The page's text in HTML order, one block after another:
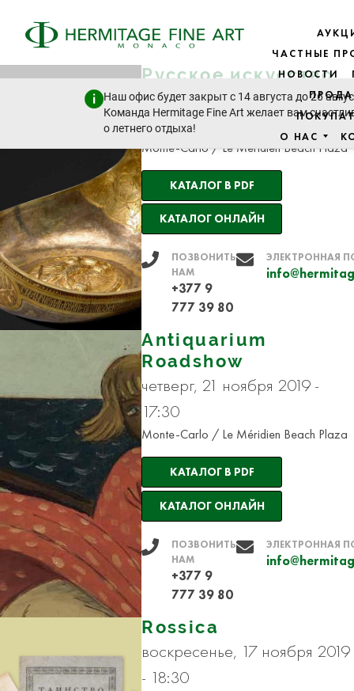
ЧАСТНЫЕ
НОВОСТИ
О НАС
Наш офис будет закрыт с 14 августа до 26
Команда Hermitage Fine Art желает вам
о летнего отдыха!
Русское искусство
четверг, 21 ноября 2019 -
11:00
Monte-Carlo / Le Méridien Beach Plaza
КАТАЛОГ В PDF
КАТАЛОГ ОНЛАЙН
ПОЗВОНИТЬ
НАМ
+377 9
777 39 80
ЭЛЕКТРОННАЯ
Antiquarium
Roadshow
четверг, 21 ноября 2019 -
17:30
Monte-Carlo / Le Méridien Beach Plaza
КАТАЛОГ В PDF
КАТАЛОГ ОНЛАЙН
ПОЗВОНИТЬ
НАМ
+377 9
777 39 80
ЭЛЕКТРОННАЯ
Rossica
воскресенье, 17 ноября 2019
- 18:30